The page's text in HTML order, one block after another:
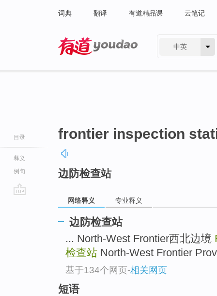
词典 翻译 有道精品课 云笔记
中英
目录
释义
例句
frontier inspection
边防检查站
网络释义 专业释义
边防检查站
... North-West Frontier西北边境
检查站 North-West Frontier
基于134个网页-相关网页
短语